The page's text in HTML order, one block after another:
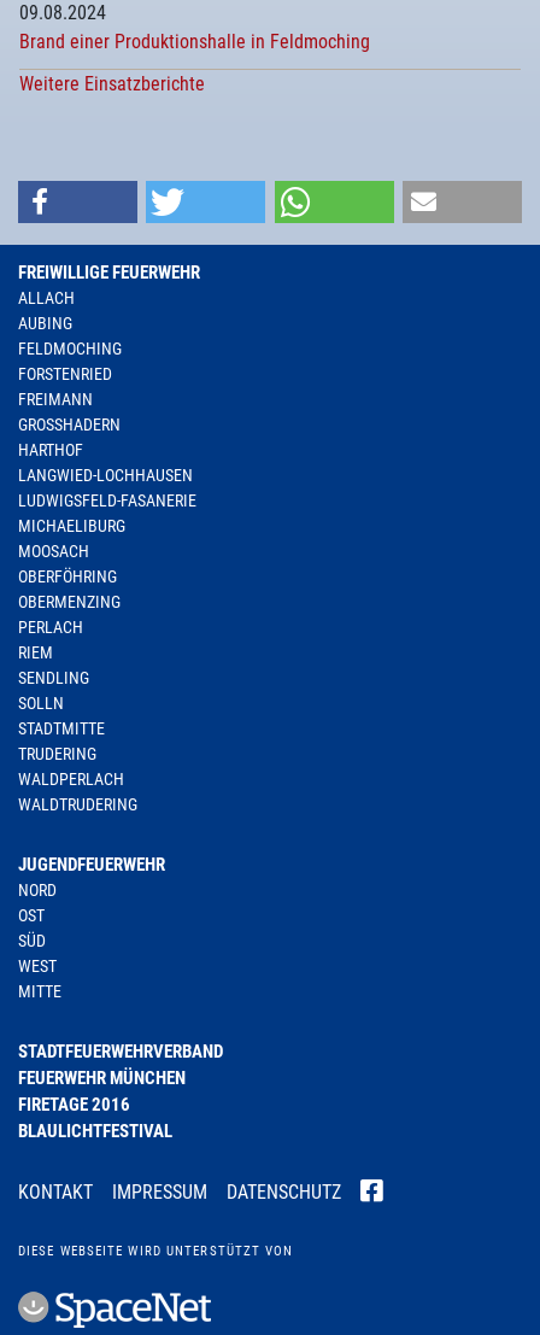
09.08.2024
Brand einer Produktionshalle in Feldmoching
Weitere Einsatzberichte
FREIWILLIGE FEUERWEHR
ALLACH
AUBING
FELDMOCHING
FORSTENRIED
FREIMANN
GROSSHADERN
HARTHOF
LANGWIED-LOCHHAUSEN
LUDWIGSFELD-FASANERIE
MICHAELIBURG
MOOSACH
OBERFÖHRING
OBERMENZING
PERLACH
RIEM
SENDLING
SOLLN
STADTMITTE
TRUDERING
WALDPERLACH
WALDTRUDERING
JUGENDFEUERWEHR
NORD
OST
SÜD
WEST
MITTE
STADTFEUERWEHRVERBAND
FEUERWEHR MÜNCHEN
FIRETAGE 2016
BLAULICHTFESTIVAL
KONTAKT IMPRESSUM DATENSCHUTZ
DIESE WEBSEITE WIRD UNTERSTÜTZT VON